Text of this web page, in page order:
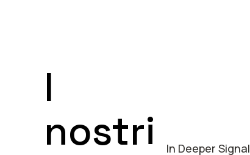
I
nostri
In Deeper